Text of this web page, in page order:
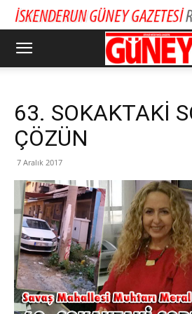
63. SOKAKTAKİ
ÇÖZÜN
7 Aralık 2017